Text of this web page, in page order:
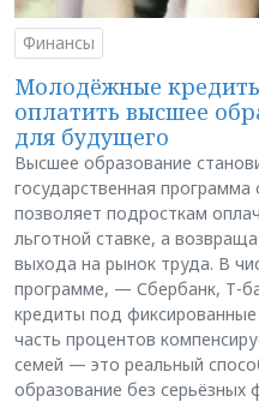
Финансы
Молодёжные
оплатить высшее
для будущего
Высшее образование
государственная
позволяет подросткам
льготной ставке, а
выхода на рынок труда. В
программе, — Сбербанк, Т-
кредиты под
часть процентов
семей — это реальный
образование без серьёзных